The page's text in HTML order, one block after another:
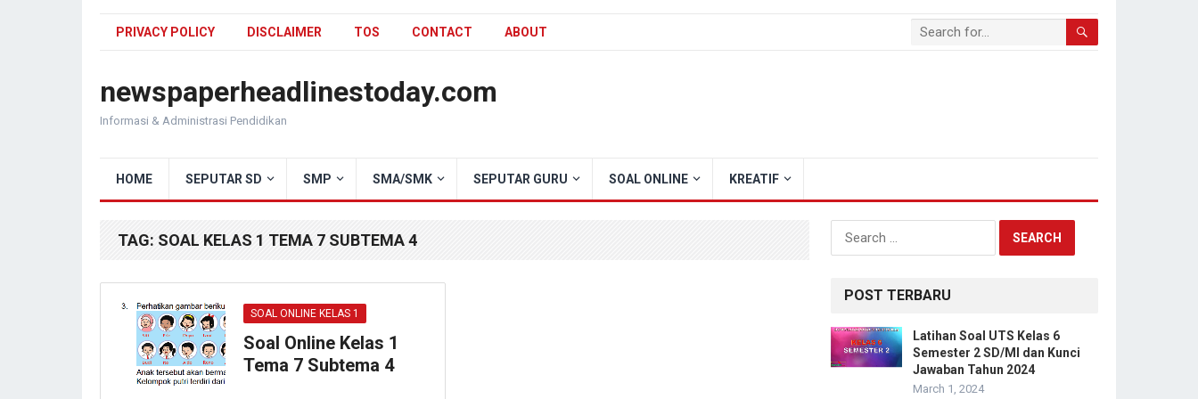
PRIVACY POLICY DISCLAIMER TOS CONTACT ABOUT
newspaperheadlinestoday.com
Informasi & Administrasi Pendidikan
HOME SEPUTAR SD SMP SMA/SMK SEPUTAR GURU SOAL ONLINE KREATIF
TAG: SOAL KELAS 1 TEMA 7 SUBTEMA 4
SOAL ONLINE KELAS 1
Soal Online Kelas 1
Tema 7 Subtema 4
Search
for:
POST TERBARU
Latihan Soal UTS Kelas 6
Semester 2 SD/MI dan Kunci
Jawaban Tahun 2024
March 1, 2024